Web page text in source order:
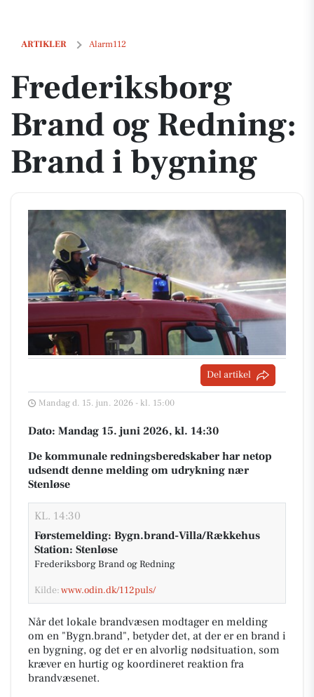
ARTIKLER Alarm112
Frederiksborg Brand og Redning: Brand i bygning
Frederiksborg
Brand og Redning:
Brand i bygning
Del artikel
Mandag d. 15. jun. 2026 - kl. 15:00
Dato: Mandag 15. juni 2026, kl. 14:30
De kommunale redningsberedskaber har netop
udsendt denne melding om udrykning nær
Stenløse
KL. 14:30
Førstemelding: Bygn.brand-Villa/Rækkehus
Station: Stenløse
Frederiksborg Brand og Redning
Kilde:www.odin.dk/112puls/
Når det lokale brandvæsen modtager en melding
om en "Bygn.brand", betyder det, at der er en brand i
en bygning, og det er en alvorlig nødsituation, som
kræver en hurtig og koordineret reaktion fra
brandvæsenet.